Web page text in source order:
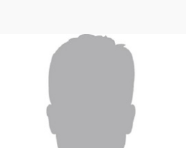
Profesor Begum
Gulbahar